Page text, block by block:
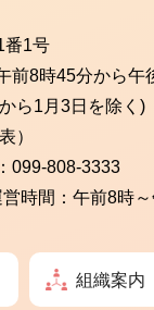
番1号
前8時45分から午
ら1月3日を除く)
）
099-808-3333
営時間：午前8時
組織案内